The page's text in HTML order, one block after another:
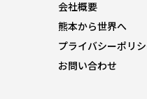
会社概要
熊本から世界へ
プライバシーポリ
お問い合わせ